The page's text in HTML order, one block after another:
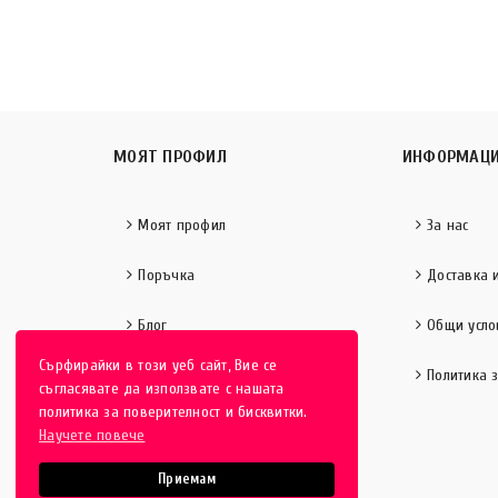
Сърфирайки в този уеб сайт, Вие се
съгласявате да използвате с нашата
политика за поверителност и бисквитки.
Научете повече
Приемам
МОЯТ ПРОФИЛ
Моят профил
Поръчка
Блог
За нас
Доставка
Общи
Политика